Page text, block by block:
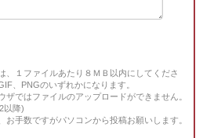
１ファイルあたり８ＭＢ以内にしてくださ
、PNGのいずれかになります。
ではファイルのアップロードができません。
以降)
手数ですがパソコンから投稿お願いします。